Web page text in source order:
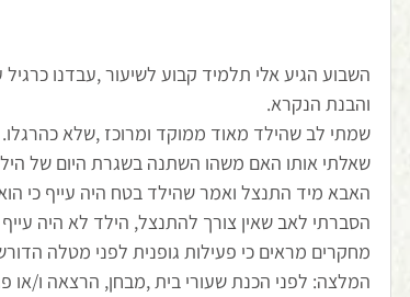
השבוע הגיע אלי תלמיד קבוע לשיעור ,עבדנו
והבנת הנקרא.
שמתי לב שהילד מאוד ממוקד ומרוכז ,שלא
שאלתי אותו האם משהו השתנה בשגרת היום של
האבא מיד התנצל ואמר שהילד בטח היה עייף כי
הסברתי לאב שאין צורך להתנצל, הילד לא היה
מחקרים מראים כי פעילות גופנית לפני מטלה
המלצה: לפני הכנת שעורי בית ,מבחן, הרצאה ו/
גלה את סגנון הלמידה